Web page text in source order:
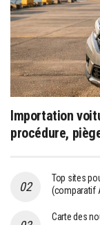
Importation
procédure,
Top sites
(comparatif
Carte des